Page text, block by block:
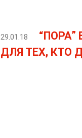
29.01.18
“ПОРА”
ДЛЯ ТЕХ, КТО